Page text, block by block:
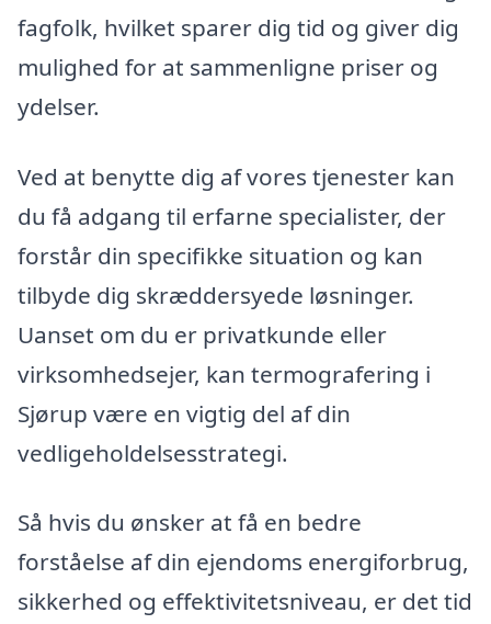
fagfolk, hvilket sparer dig tid og giver dig
mulighed for at sammenligne priser og
ydelser.
Ved at benytte dig af vores tjenester kan
du få adgang til erfarne specialister, der
forstår din specifikke situation og kan
tilbyde dig skræddersyede løsninger.
Uanset om du er privatkunde eller
virksomhedsejer, kan termografering i
Sjørup være en vigtig del af din
vedligeholdelsesstrategi.
Så hvis du ønsker at få en bedre
forståelse af din ejendoms energiforbrug,
sikkerhed og effektivitetsniveau, er det tid